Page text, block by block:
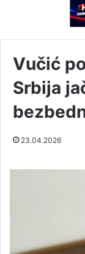
Vučić
Srbija
23.04.2026